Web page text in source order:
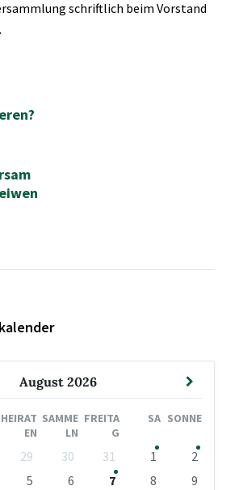
schriftlich beim Vorstand
August 2026
HEIRAT
EN
SAMME
LN
FREITA
G
SA SONNE
29 30 31 1
2
5 6 7 8
9